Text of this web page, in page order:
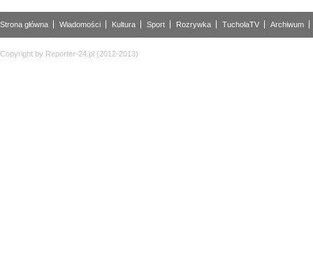
Strona główna Wiadomości Kultura Sport Rozrywka TucholaTV Archiwum
Copyright by Reporter-24.pl (2012-2013)